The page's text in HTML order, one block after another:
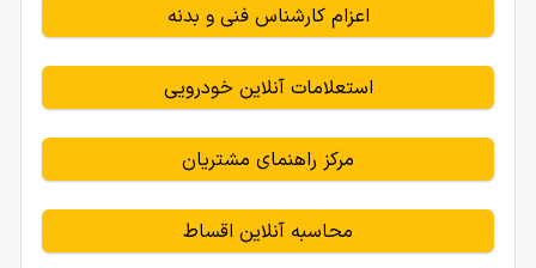
اعزام کارشناس فنی و بدنه
استعلامات آنلاین خودرویی
مرکز راهنمای مشتریان
محاسبه آنلاین اقساط